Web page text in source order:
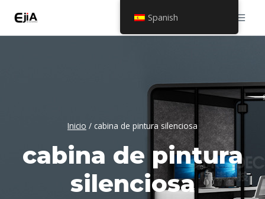
Inicio / cabina de pintura silenciosa
cabina de pintura
silenciosa
Spanish